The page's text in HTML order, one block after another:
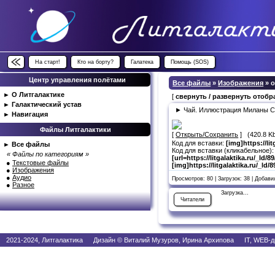
На старт! Кто на борту? Галатека Помощь (SOS)
Центр управления полётами
► О Литгалактике
► Галактический устав
► Навигация
Файлы Литгалактики
► Все файлы
« Файлы по категориям »
● Текстовые файлы
● Изображения
● Аудио
● Разное
Все файлы » Изображения »
[свернуть / развернуть
► Чай. Иллюстрация Миланы
[Открыть/Сохранить ] (420.8
Код для вставки: [img]https://
Код для вставки (кликабельное):
[url=https://litgalaktika.ru/_ld/
[img]https://litgalaktika.ru/_ld/
Просмотров: 80 | Загрузок: 38 |
Читатели
Загрузка...
2021-2024, Литгалактика Дизайн © Виталий Музуров, Ирина Архипова IT, WEB-